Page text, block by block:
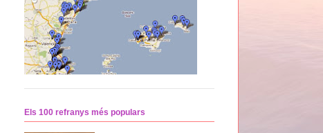
Els 100 refranys més populars